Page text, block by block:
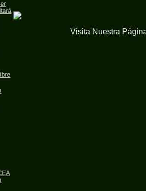
Visita Nuestra